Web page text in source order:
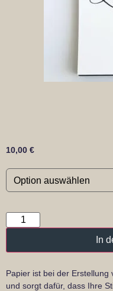
10,00 €
In
Papier ist bei der
und sorgt dafür, dass Ihre